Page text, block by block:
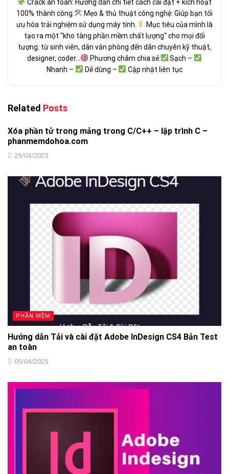
Crack an toàn: Hướng dẫn chi tiết cách cài đặt + kích hoạt
100% thành công.
Mẹo & thủ thuật công nghệ: Giúp bạn tối
ưu hóa trải nghiệm sử dụng máy tính.
Mục tiêu của mình là
tạo ra một "kho tàng phần mềm chất lượng" cho mọi đối
tượng: từ sinh viên, dân văn phòng đến dân chuyên kỹ thuật,
designer, coder...
Phương châm chia sẻ:
Sạch –
Nhanh –
Dễ dùng – Cập nhật liên tục
Related Posts
Xóa phần tử trong mảng trong C/C++ – lập trình C –
phanmemdohoa.com
29/04/2025
PHẦN MỀM
Hướng dẫn Tải và cài đặt Adobe InDesign CS4 Bản Test
an toàn
09/04/2025